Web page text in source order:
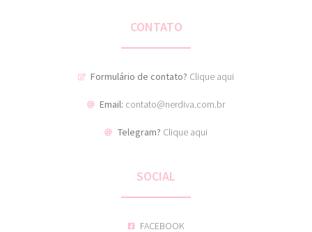
CONTATO
Formulário de contato? Clique aqui
Email: contato@nerdiva.com.br
Telegram? Clique aqui
SOCIAL
FACEBOOK